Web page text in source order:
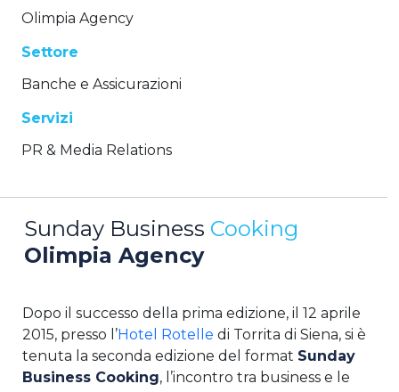
Olimpia Agency
Settore
Banche e Assicurazioni
Servizi
PR & Media Relations
Sunday Business Cooking
Olimpia Agency
Dopo il successo della prima edizione, il 12 aprile
2015, presso l’Hotel Rotelle di Torrita di Siena, si è
tenuta la seconda edizione del format Sunday
Business Cooking, l’incontro tra business e le